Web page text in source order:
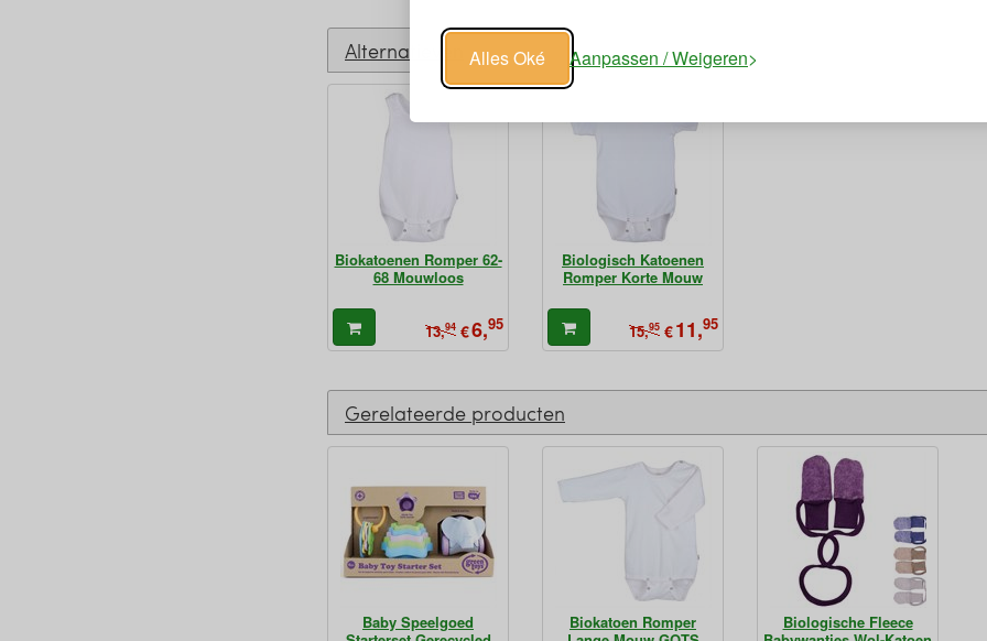
Alles Oké Aanpassen / Weigeren
Alternatieven
Biokatoenen Romper 62-
68 Mouwloos
13,94 €6,95
Biologisch Katoenen
Romper Korte Mouw
15,95 €11,95
Gerelateerde producten
Baby Speelgoed
Biokatoen Romper
Biologische Fleece